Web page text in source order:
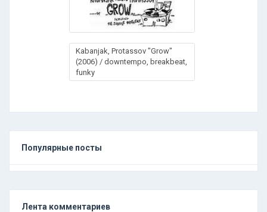
Kabanjak, Protassov "Grow"
(2006) / downtempo, breakbeat,
funky
Популярные посты
Лента комментариев